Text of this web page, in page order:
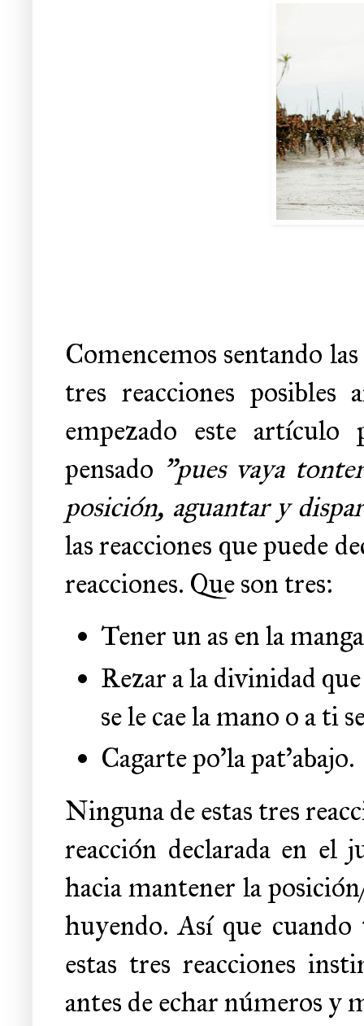
Comencemos sentando
tres reacciones posibles
empezado este artículo
pensado "pues vaya
posición, aguantar y
las reacciones que puede
reacciones. Que son tres:
Tener un as en la
Rezar a la divinidad
se le cae la mano o a ti
Cagarte po'la pat'abajo.
Ninguna de estas tres
reacción declarada en el
hacia mantener la
huyendo. Así que cuando
estas tres reacciones
antes de echar números y